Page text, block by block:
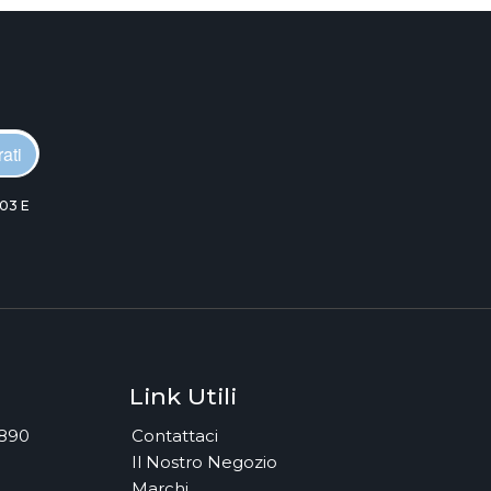
E
Link Utili
Contattaci
Il Nostro Negozio